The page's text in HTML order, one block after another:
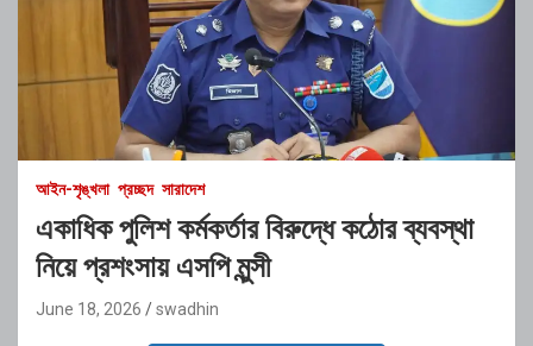
আইন-শৃঙ্খলা প্রচ্ছদ সারাদেশ
একাধিক পুলিশ কর্মকর্তার বিরুদ্ধে কঠোর ব্যবস্থা
নিয়ে প্রশংসায় এসপি মুন্সী
June 18, 2026 swadhin